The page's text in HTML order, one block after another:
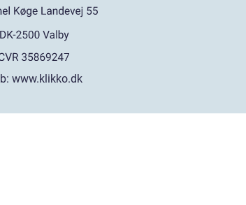
www.klikko.dk